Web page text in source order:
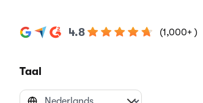
4.8 (1,000+ )
Taal